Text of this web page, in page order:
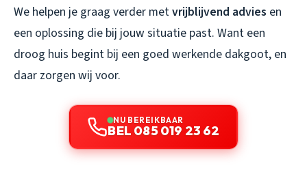
We helpen je graag verder metvrijblijvend advies en
een oplossing die bij jouw situatie past. Want een
droog huis begint bij een goed werkende dakgoot, en
daar zorgen wij voor.
NU BEREIKBAAR
BEL 085 019 23 62